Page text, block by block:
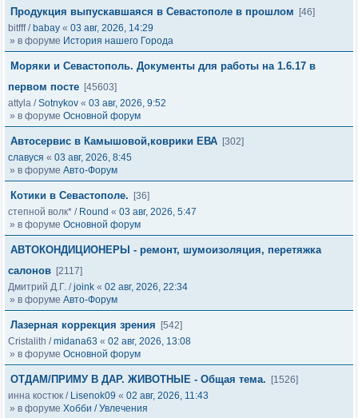
Продукция выпускавшаяся в Севастополе в прошлом
[46]
bitfff/ babay « 03 авг, 2026, 14:29
» в форуме История нашего Города
Моряки и Севастополь. Документы для работы на 1.6.17 в
первом посте [45603]
attyla /Sotnykov « 03 авг, 2026, 9:52
» в форуме Основной форум
Автосервис в Камышовой,коврики ЕВА [302]
славуся « 03 авг, 2026, 8:45
» в форуме Авто-Форум
Котики в Севастополе.
[36]
степной волк* / Round « 03 авг, 2026, 5:47
» в форуме Основной форум
АВТОКОНДИЦИОНЕРЫ - ремонт, шумоизоляция, перетяжка
салонов [2117]
Дмитрий Д.Г. /joink « 02 авг, 2026, 22:34
» в форуме Авто-Форум
Лазерная коррекция зрения
[542]
Cristalith /midana63 « 02 авг, 2026, 13:08
» в форуме Основной форум
ОТДАМ/ПРИМУ В ДАР. ЖИВОТНЫЕ - Общая тема.
[1526]
инна костюк / Lisenok09 « 02 авг, 2026, 11:43
» в форуме Хобби / Увлечения